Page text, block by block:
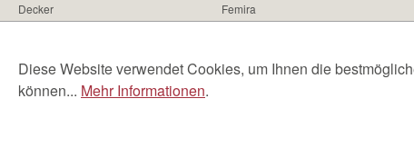
Decker
Femira
Diese Website verwendet Cookies, um Ihnen die
können... Mehr Informationen.